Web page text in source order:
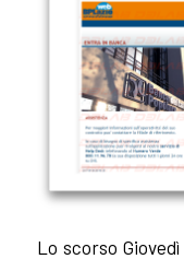
Lo scorso